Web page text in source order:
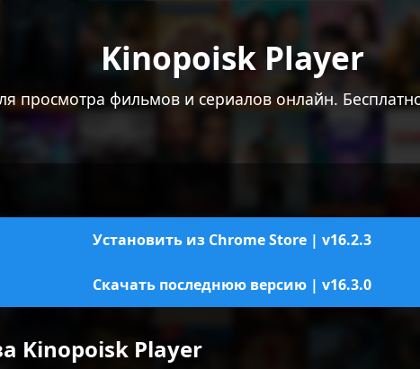
Kinopoisk Player
просмотра фильмов и сериалов онлайн.
Установить из Chrome Store | v16.2.3
Скачать последнюю версию | v16.3.0
Kinopoisk Player